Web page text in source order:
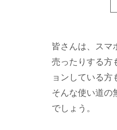
皆さんは、スマ
売ったりする方
ョンしている方
そんな使い道の
でしょう。